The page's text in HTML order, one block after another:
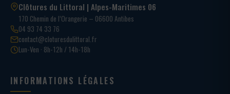
Clôtures du Littoral | Alpes-Maritimes 06
170 Chemin de l’Orangerie – 06600 Antibes
04 93 74 33 76
contact@cloturesdulittoral.fr
Lun-Ven · 8h-12h / 14h-18h
INFORMATIONS LÉGALES